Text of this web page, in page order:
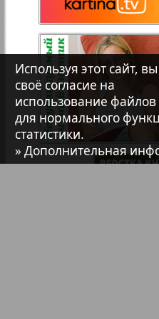
42
7плюс7я
Авангард
АйБолит
Акцент
Используя этот сайт,
своё согласие на
использование
для нормального
статистики.
» Дополнительная